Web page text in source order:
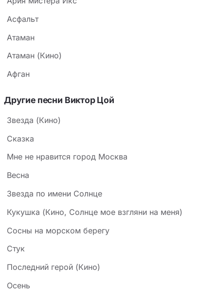
просьба — «место для шага вперёд» — звучит не
как жалоба, а как требование пространства для
действия, для преодоления этой статики.
Асфальт
Атаман
Атаман (Кино)
Афган
Другие песни Виктор Цой
Звезда (Кино)
Сказка
Мне не нравится город Москва
Весна
Звезда по имени Солнце
Кукушка (Кино, Солнце мое взгляни на меня)
Сосны на морском берегу
Стук
Последний герой (Кино)
Осень